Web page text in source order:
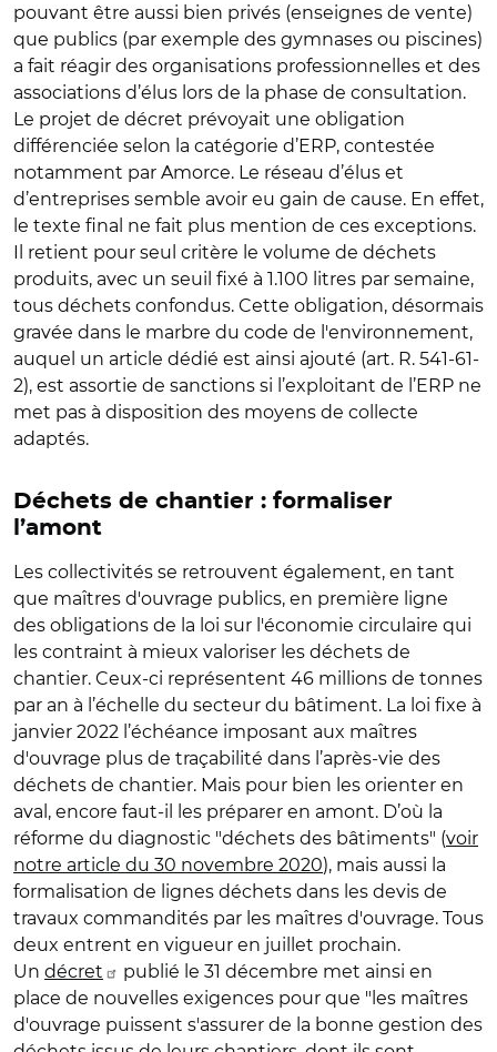
pouvant être aussi bien privés (enseignes de vente)
que publics (par exemple des gymnases ou piscines)
a fait réagir des organisations professionnelles et des
associations d’élus lors de la phase de consultation.
Le projet de décret prévoyait une obligation
différenciée selon la catégorie d’ERP, contestée
notamment par Amorce. Le réseau d’élus et
d’entreprises semble avoir eu gain de cause. En effet,
le texte final ne fait plus mention de ces exceptions.
Il retient pour seul critère le volume de déchets
produits, avec un seuil fixé à 1.100 litres par semaine,
tous déchets confondus. Cette obligation, désormais
gravée dans le marbre du code de l'environnement,
auquel un article dédié est ainsi ajouté (art. R. 541-61-
2), est assortie de sanctions si l’exploitant de l’ERP ne
met pas à disposition des moyens de collecte
adaptés.
Déchets de chantier : formaliser
l’amont
Les collectivités se retrouvent également, en tant
que maîtres d'ouvrage publics, en première ligne
des obligations de la loi sur l'économie circulaire qui
les contraint à mieux valoriser les déchets de
chantier. Ceux-ci représentent 46 millions de tonnes
par an à l’échelle du secteur du bâtiment. La loi fixe à
janvier 2022 l’échéance imposant aux maîtres
d'ouvrage plus de traçabilité dans l’après-vie des
déchets de chantier. Mais pour bien les orienter en
aval, encore faut-il les préparer en amont. D’où la
réforme du diagnostic "déchets des bâtiments" (voir
notre article du 30 novembre 2020), mais aussi la
formalisation de lignes déchets dans les devis de
travaux commandités par les maîtres d'ouvrage. Tous
deux entrent en vigueur en juillet prochain.
Un décret
publié le 31 décembre met ainsi en
place de nouvelles exigences pour que "les maîtres
d'ouvrage puissent s'assurer de la bonne gestion des